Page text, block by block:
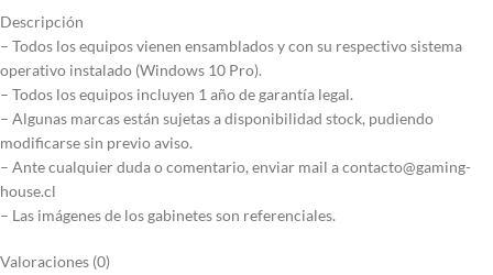
Descripción
– Todos los equipos vienen ensamblados y con su respectivo sistema
operativo instalado (Windows 10 Pro).
– Todos los equipos incluyen 1 año de garantía legal.
– Algunas marcas están sujetas a disponibilidad stock, pudiendo
modificarse sin previo aviso.
– Ante cualquier duda o comentario, enviar mail a contacto@gaming-
house.cl
– Las imágenes de los gabinetes son referenciales.
Valoraciones (0)